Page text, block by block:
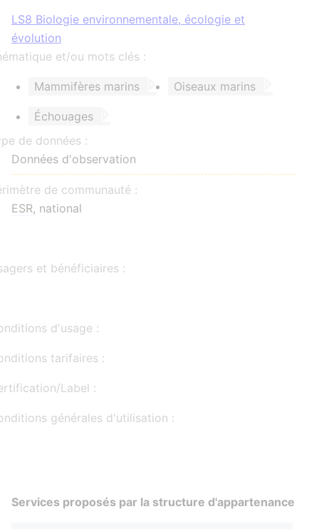
LS8 Biologie environnementale, écologie et
évolution
et/ou mots clés :
Mammifères marins Oiseaux marins
Échouages
de données :
Données d'observation
de communauté :
ESR, national
et bénéficiaires :
d'usage :
tarifaires :
Label :
générales d'utilisation :
Services proposés par la structure d'appartenance